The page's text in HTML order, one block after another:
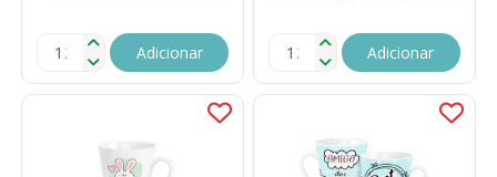
Adicionar Adicionar